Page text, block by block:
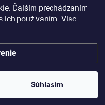
Ďalším prechádzaním
ich používaním. Viac
Súhlasím
SALELOGICS
Shoptet
. Všetky práva vyhradené.